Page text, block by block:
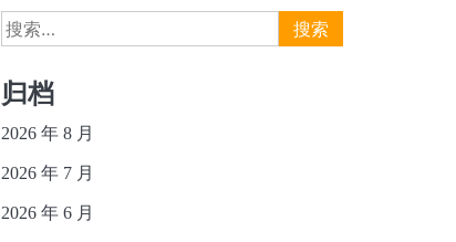
搜
索：
归档
2026 年 8 月
2026 年 7 月
2026 年 6 月